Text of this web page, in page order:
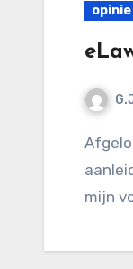
opinie
Afgelopen woensdag was het grote eLaw@Leiden Debat over Geheime Rechtspraak, naar
mijn